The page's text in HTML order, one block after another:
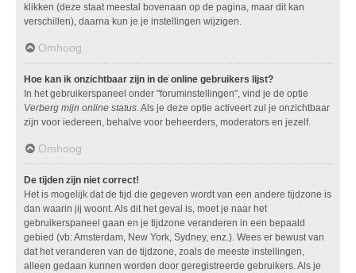
klikken (deze staat meestal bovenaan op de pagina, maar dit kan
verschillen), daarna kun je je instellingen wijzigen.
Omhoog
Hoe kan ik onzichtbaar zijn in de online gebruikers lijst?
In het gebruikerspaneel onder "foruminstellingen", vind je de optie
Verberg mijn online status. Als je deze optie activeert zul je onzichtbaar
zijn voor iedereen, behalve voor beheerders, moderators en jezelf.
Omhoog
De tijden zijn niet correct!
Het is mogelijk dat de tijd die gegeven wordt van een andere tijdzone is
dan waarin jij woont. Als dit het geval is, moet je naar het
gebruikerspaneel gaan en je tijdzone veranderen in een bepaald
gebied (vb: Amsterdam, New York, Sydney, enz.). Wees er bewust van
dat het veranderen van de tijdzone, zoals de meeste instellingen,
alleen gedaan kunnen worden door geregistreerde gebruikers. Als je